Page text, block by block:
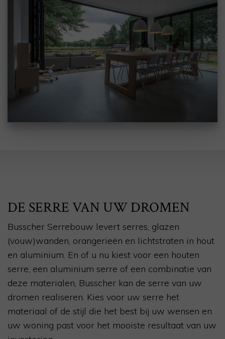
DE SERRE VAN UW DROMEN
Busscher Serrebouw levert serres, glazen
(vouw)wanden, orangerieën en lichtstraten in hout
en aluminium. En of u nu kiest voor een houten
serre, een aluminium serre of een combinatie van
deze materialen, Busscher kan de serre van uw
dromen realiseren. Kies voor uw serre het
materiaal of de stijl die het best bij uw wensen en
uw woning past voor het mooiste resultaat van uw